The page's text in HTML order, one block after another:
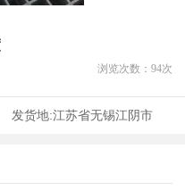
浏览次数： 94次
发货地:江苏省无锡江阴市